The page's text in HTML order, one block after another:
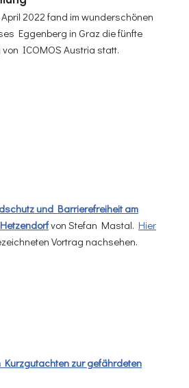
2022 fand im wunderschönen
Eggenberg in Graz die fünfte
ICOMOS Austria statt.
und Barrierefreiheit am
von Stefan Mastal. Hier
Vortrag nachsehen.
Kurzgutachten zur gefährdeten